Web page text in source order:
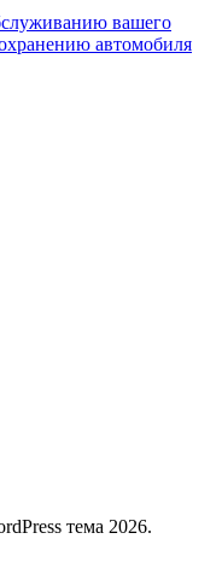
вашего
автомобиля
тема 2026.